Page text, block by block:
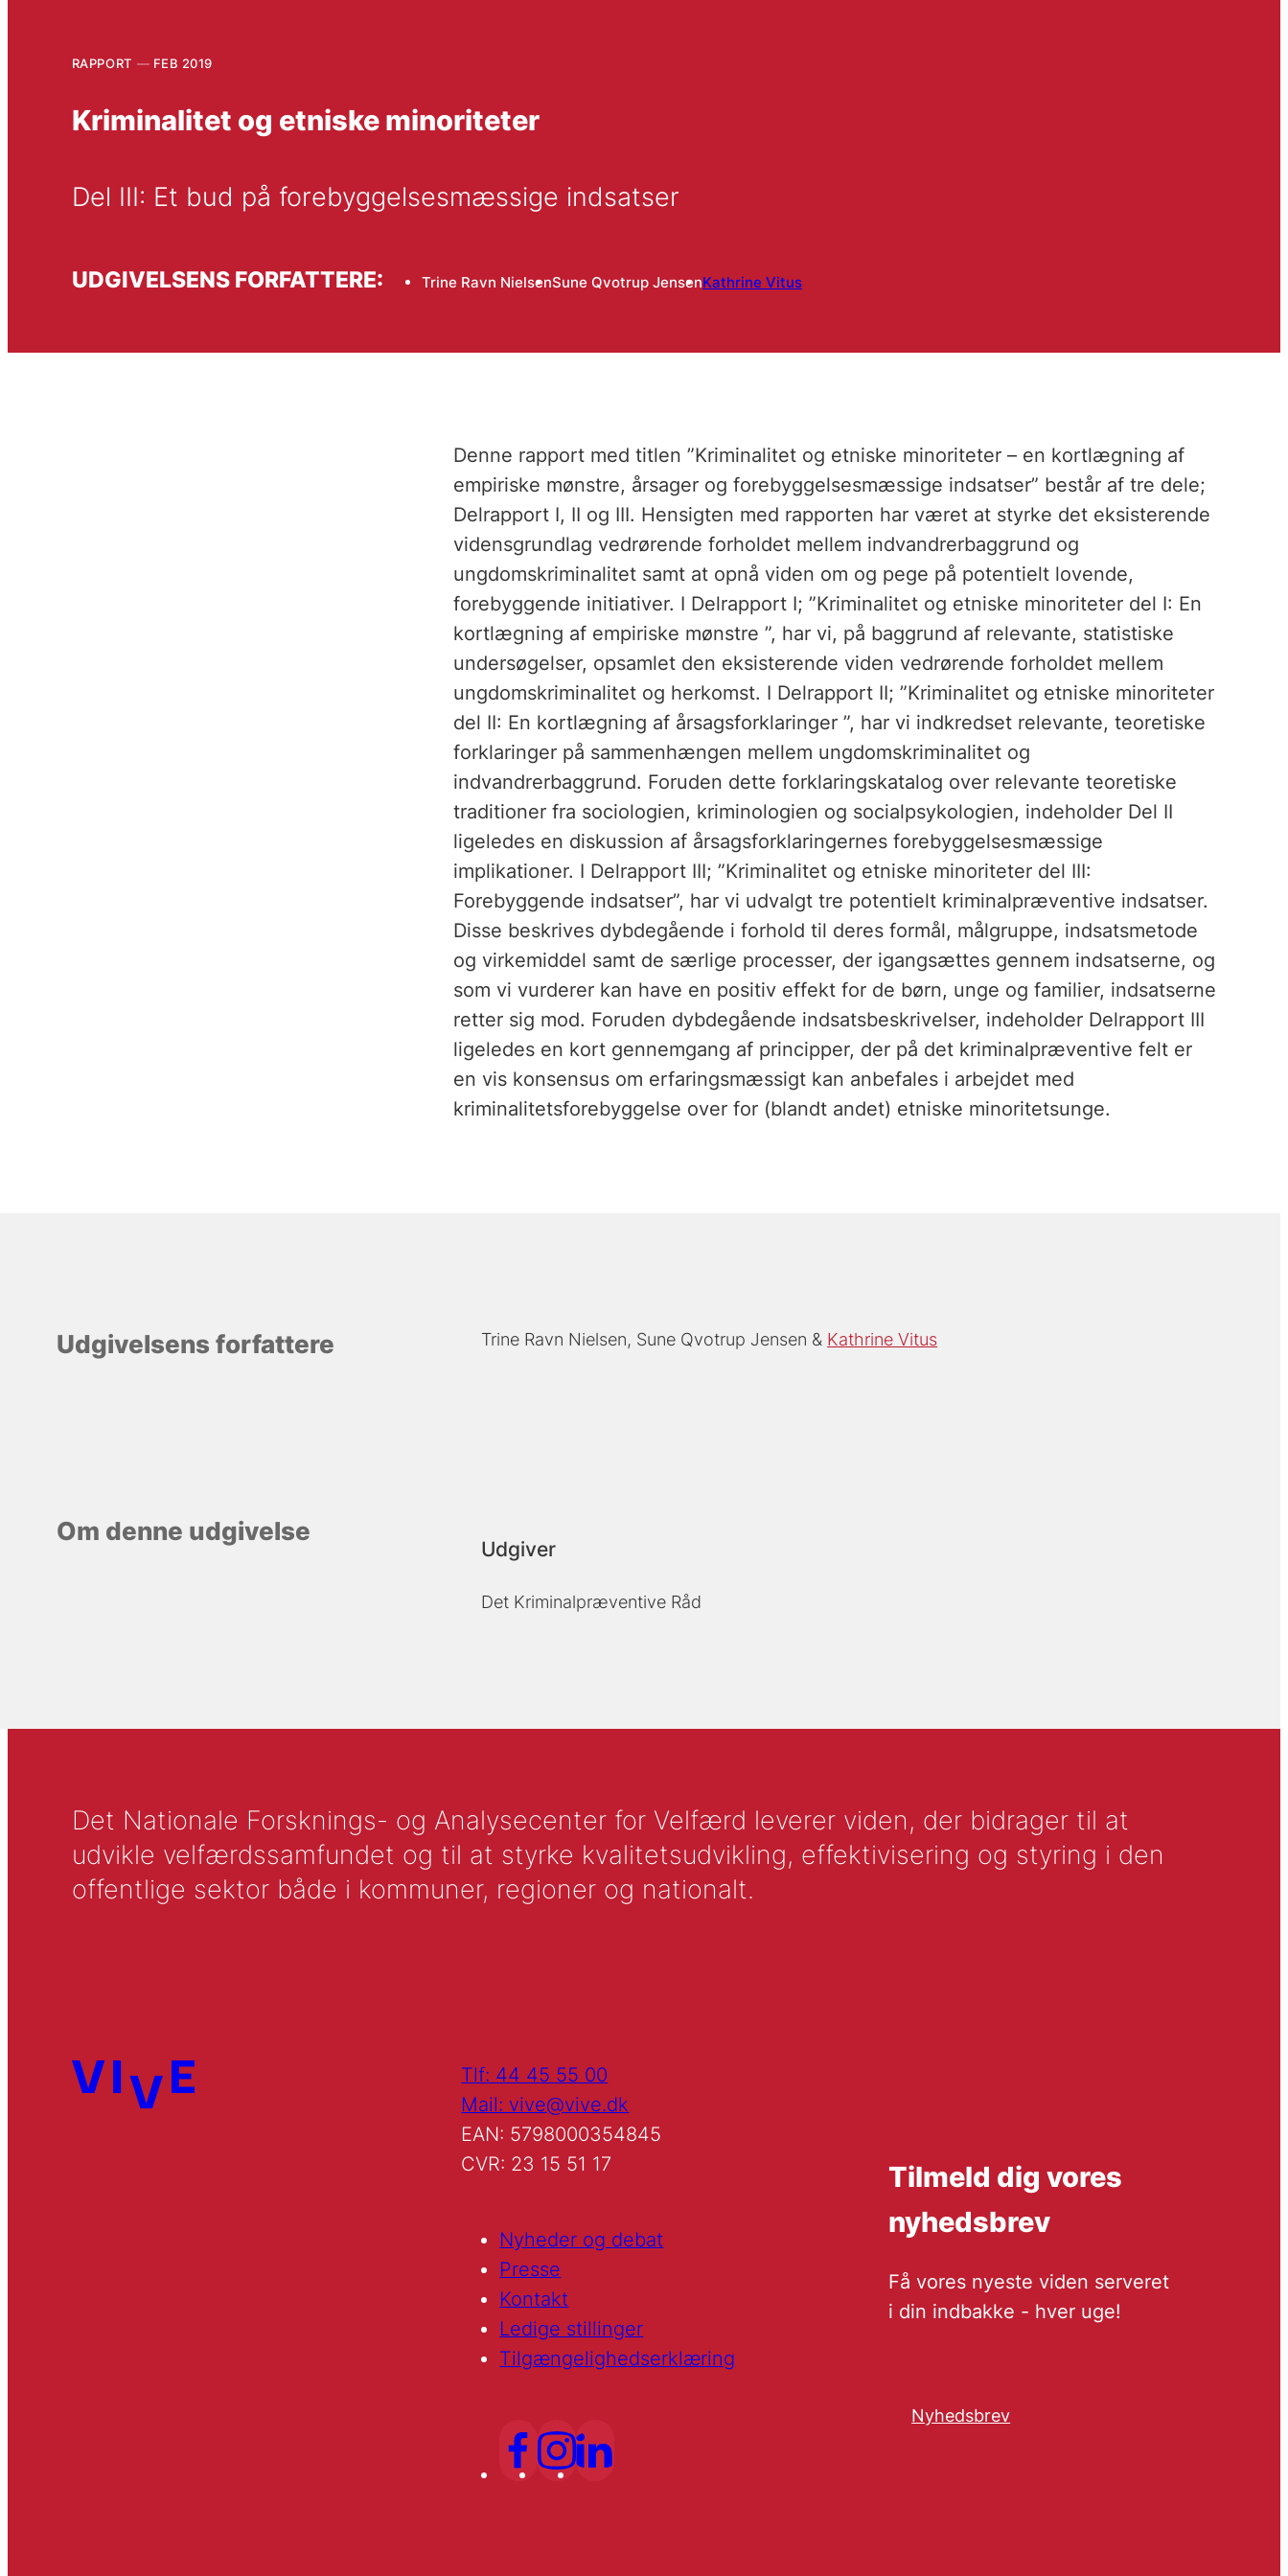
RAPPORT FEB 2019
Kriminalitet og etniske minoriteter
Del III: Et bud på forebyggelsesmæssige indsatser
UDGIVELSENS FORFATTERE: Trine Ravn NielsenSune Qvotrup JensenKathrine Vitus
Denne rapport med titlen ”Kriminalitet og etniske minoriteter – en kortlægning af
empiriske mønstre, årsager og forebyggelsesmæssige indsatser” består af tre dele;
Delrapport I, II og III. Hensigten med rapporten har været at styrke det eksisterende
vidensgrundlag vedrørende forholdet mellem indvandrerbaggrund og
ungdomskriminalitet samt at opnå viden om og pege på potentielt lovende,
forebyggende initiativer. I Delrapport I; ”Kriminalitet og etniske minoriteter del I: En
kortlægning af empiriske mønstre ”, har vi, på baggrund af relevante, statistiske
undersøgelser, opsamlet den eksisterende viden vedrørende forholdet mellem
ungdomskriminalitet og herkomst. I Delrapport II; ”Kriminalitet og etniske minoriteter
del II: En kortlægning af årsagsforklaringer ”, har vi indkredset relevante, teoretiske
forklaringer på sammenhængen mellem ungdomskriminalitet og
indvandrerbaggrund. Foruden dette forklaringskatalog over relevante teoretiske
traditioner fra sociologien, kriminologien og socialpsykologien, indeholder Del II
ligeledes en diskussion af årsagsforklaringernes forebyggelsesmæssige
implikationer. I Delrapport III; ”Kriminalitet og etniske minoriteter del III:
Forebyggende indsatser”, har vi udvalgt tre potentielt kriminalpræventive indsatser.
Disse beskrives dybdegående i forhold til deres formål, målgruppe, indsatsmetode
og virkemiddel samt de særlige processer, der igangsættes gennem indsatserne, og
som vi vurderer kan have en positiv effekt for de børn, unge og familier, indsatserne
retter sig mod. Foruden dybdegående indsatsbeskrivelser, indeholder Delrapport III
ligeledes en kort gennemgang af principper, der på det kriminalpræventive felt er
en vis konsensus om erfaringsmæssigt kan anbefales i arbejdet med
kriminalitetsforebyggelse over for (blandt andet) etniske minoritetsunge.
Udgivelsens forfattere Trine Ravn Nielsen Sune Qvotrup Jensen Kathrine Vitus
Om denne udgivelse
Udgiver
Det Kriminalpræventive Råd
Det Nationale Forsknings- og Analysecenter for Velfærd leverer viden, der bidrager til at
udvikle velfærdssamfundet og til at styrke kvalitetsudvikling, effektivisering og styring i den
offentlige sektor både i kommuner, regioner og nationalt.
Tlf: 44 45 55 00
Mail: vive@vive.dk
EAN: 5798000354845
CVR: 23 15 51 17
Nyheder og debat
Presse
Kontakt
Ledige stillinger
Tilgængelighedserklæring
Tilmeld dig vores
nyhedsbrev
Få vores nyeste viden serveret
i din indbakke - hver uge!
Nyhedsbrev